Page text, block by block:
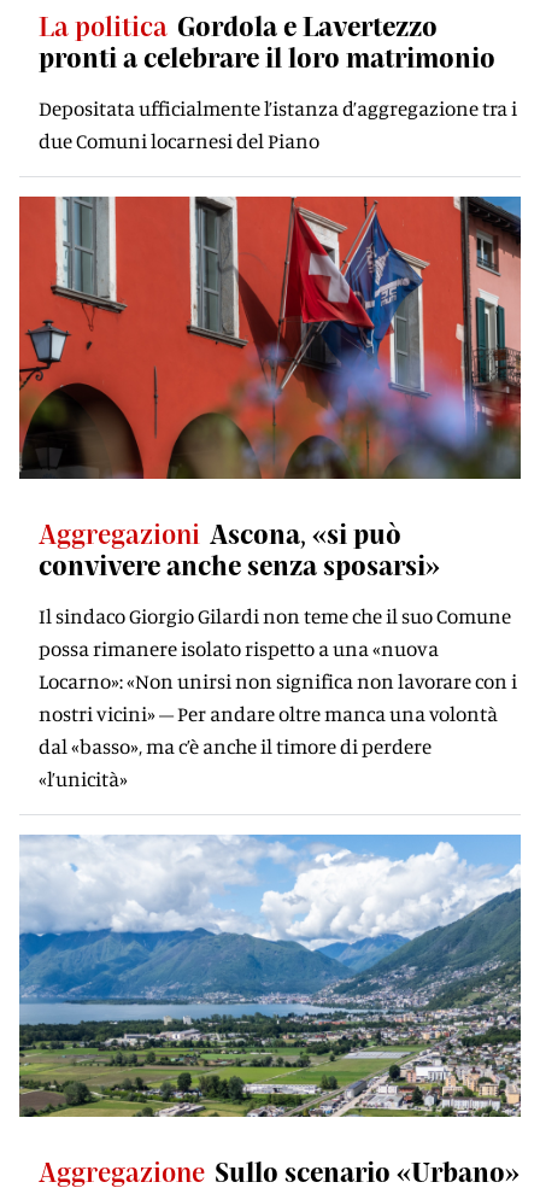
La politica Gordola e Lavertezzo
pronti a celebrare il loro matrimonio
Depositata ufficialmente l’istanza d’aggregazione tra i
due Comuni locarnesi del Piano
Aggregazioni Ascona, «si può
convivere anche senza sposarsi»
Il sindaco Giorgio Gilardi non teme che il suo Comune
possa rimanere isolato rispetto a una «nuova
Locarno»: «Non unirsi non significa non lavorare con i
nostri vicini» – Per andare oltre manca una volontà
dal «basso», ma c’è anche il timore di perdere
«l’unicità»
Aggregazione Sullo scenario «Urbano»